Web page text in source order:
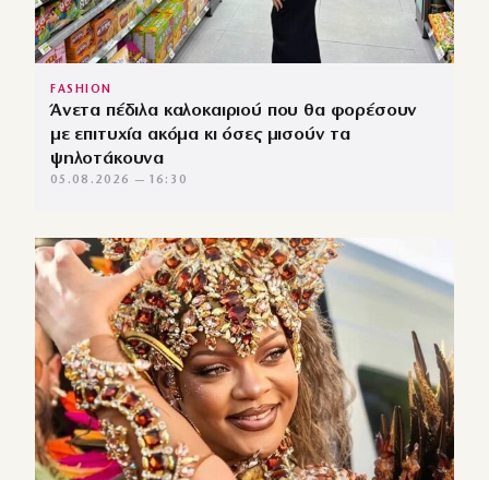
FASHION
Άνετα πέδιλα καλοκαιριού που θα φορέσουν
με επιτυχία ακόμα κι όσες μισούν τα
ψηλοτάκουνα
05.08.2026 — 16:30